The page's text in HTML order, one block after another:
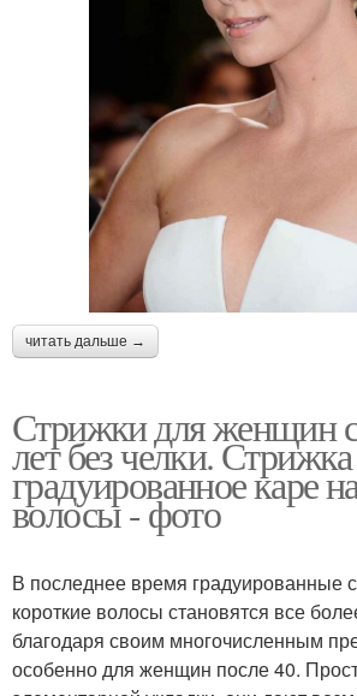
читать дальше →
Стрижки для женщин
лет без челки. Стрижка
градуированное каре
волосы - фото
В последнее время градуированные
короткие волосы становятся все
благодаря своим многочисленным
особенно для женщин после 40.